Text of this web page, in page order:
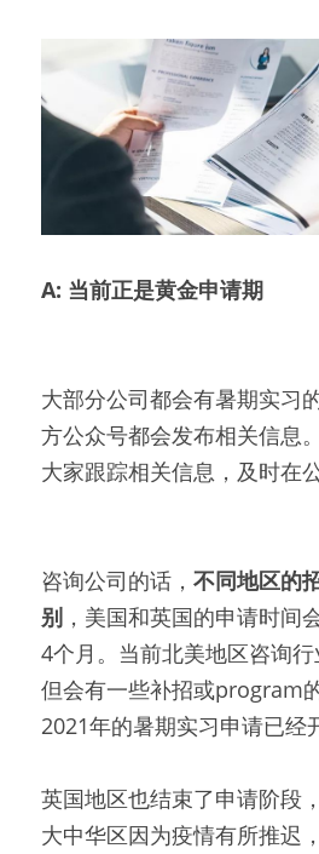
A: 当前正是黄金申请期
大部分公司都会有暑期实习
方公众号都会发布相关信息
大家跟踪相关信息，及时在
咨询公司的话， 不同地区的
别 ，美国和英国的申请时间
4个月。当前北美地区咨询行
但会有一些补招或program
2021年的暑期实习申请已经
英国地区也结束了申请阶段
大中华区因为疫情有所推迟